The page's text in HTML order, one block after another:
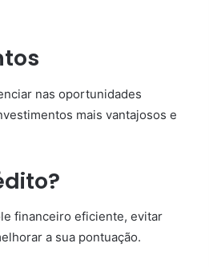
nas oportunidades
mais vantajosos e
financeiro eficiente, evitar
a sua pontuação.